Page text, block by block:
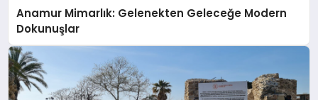
Anamur Mimarlık: Gelenekten Geleceğe Modern
Dokunuşlar